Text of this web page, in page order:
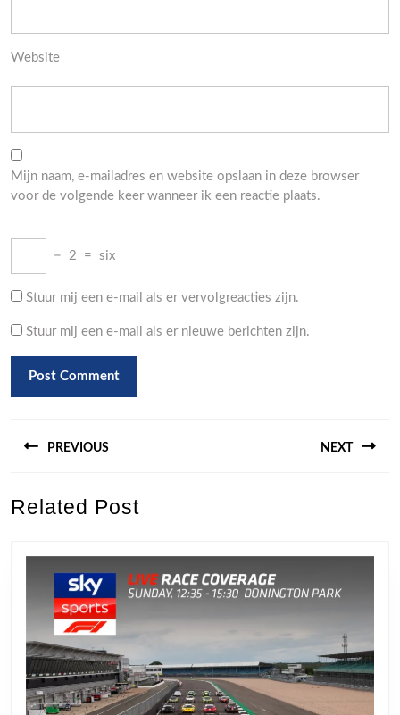
Website
Mijn naam, e-mailadres en website opslaan in deze browser
voor de volgende keer wanneer ik een reactie plaats.
− 2 = six
Stuur mij een e-mail als er vervolgreacties zijn.
Stuur mij een e-mail als er nieuwe berichten zijn.
PREVIOUS
post:
NEXT
Related Post